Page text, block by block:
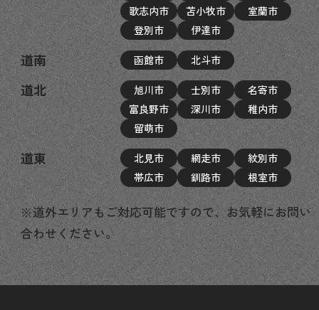
歌志内市
苫小牧市
室蘭市
登別市
伊達市
道南 函館市 北斗市
道北 旭川市 士別市
名寄市
富良野市
深川市
稚内市
留萌市
道東 北見市 網走市
紋別市
帯広市
釧路市 根室市
※道外エリアもご対応可能ですので、お気軽にお問い
合わせください。